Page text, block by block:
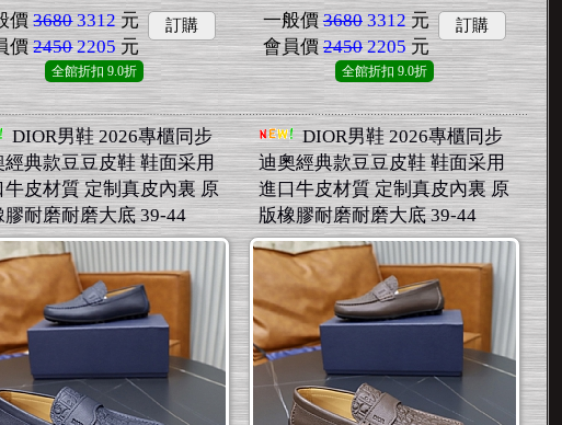
價 36803312元
價 24502205元
訂購
全館折扣 9.0折
一般價 36803312元
會員價 24502205元
訂購
全館折扣 9.0折
DIOR男鞋 2026專櫃同步
經典款豆豆皮鞋 鞋面采用
牛皮材質 定制真皮內裏 原
膠耐磨耐磨大底 39-44
DIOR男鞋 2026專櫃同步
迪奧經典款豆豆皮鞋 鞋面采用
進口牛皮材質 定制真皮內裏 原
版橡膠耐磨耐磨大底 39-44